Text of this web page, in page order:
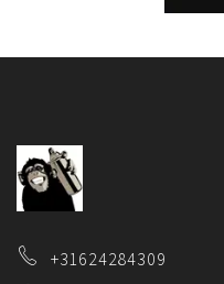
+31624284309